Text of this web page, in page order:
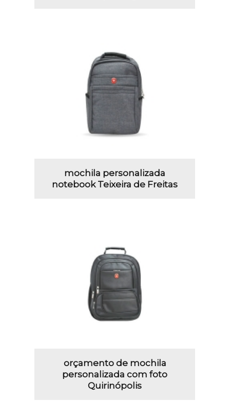
mochila personalizada
notebook Teixeira de Freitas
orçamento de mochila
personalizada com foto
Quirinópolis